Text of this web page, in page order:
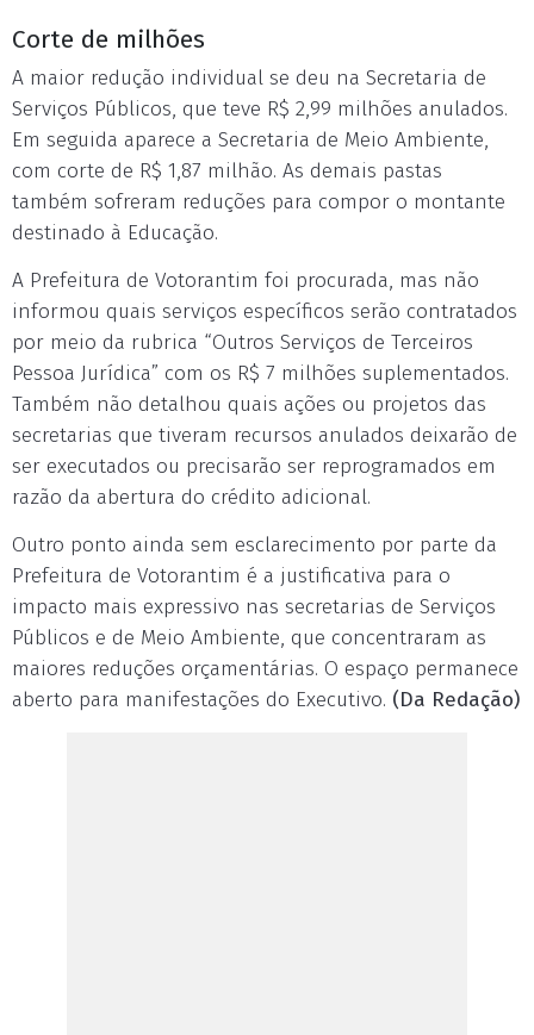
Corte de milhões
A maior redução individual se deu na Secretaria de
Serviços Públicos, que teve R$ 2,99 milhões anulados.
Em seguida aparece a Secretaria de Meio Ambiente,
com corte de R$ 1,87 milhão. As demais pastas
também sofreram reduções para compor o montante
destinado à Educação.
A Prefeitura de Votorantim foi procurada, mas não
informou quais serviços específicos serão contratados
por meio da rubrica “Outros Serviços de Terceiros
Pessoa Jurídica” com os R$ 7 milhões suplementados.
Também não detalhou quais ações ou projetos das
secretarias que tiveram recursos anulados deixarão de
ser executados ou precisarão ser reprogramados em
razão da abertura do crédito adicional.
Outro ponto ainda sem esclarecimento por parte da
Prefeitura de Votorantim é a justificativa para o
impacto mais expressivo nas secretarias de Serviços
Públicos e de Meio Ambiente, que concentraram as
maiores reduções orçamentárias. O espaço permanece
aberto para manifestações do Executivo. (Da Redação)